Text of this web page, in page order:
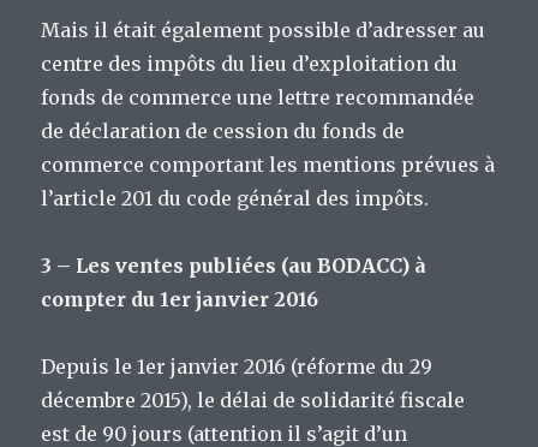
Mais il était également possible d’adresser au
centre des impôts du lieu d’exploitation du
fonds de commerce une lettre recommandée
de déclaration de cession du fonds de
commerce comportant les mentions prévues à
l’article 201 du code général des impôts.
3 – Les ventes publiées (au BODACC) à
compter du 1er janvier 2016
Depuis le 1er janvier 2016 (réforme du 29
décembre 2015), le délai de solidarité fiscale
est de 90 jours (attention il s’agit d’un